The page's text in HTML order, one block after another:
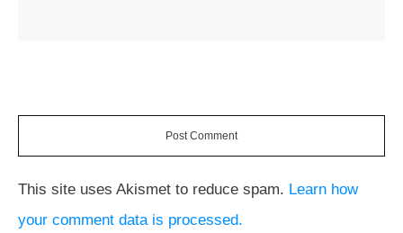
Post Comment
This site uses Akismet to reduce spam. Learn how
your comment data is processed.